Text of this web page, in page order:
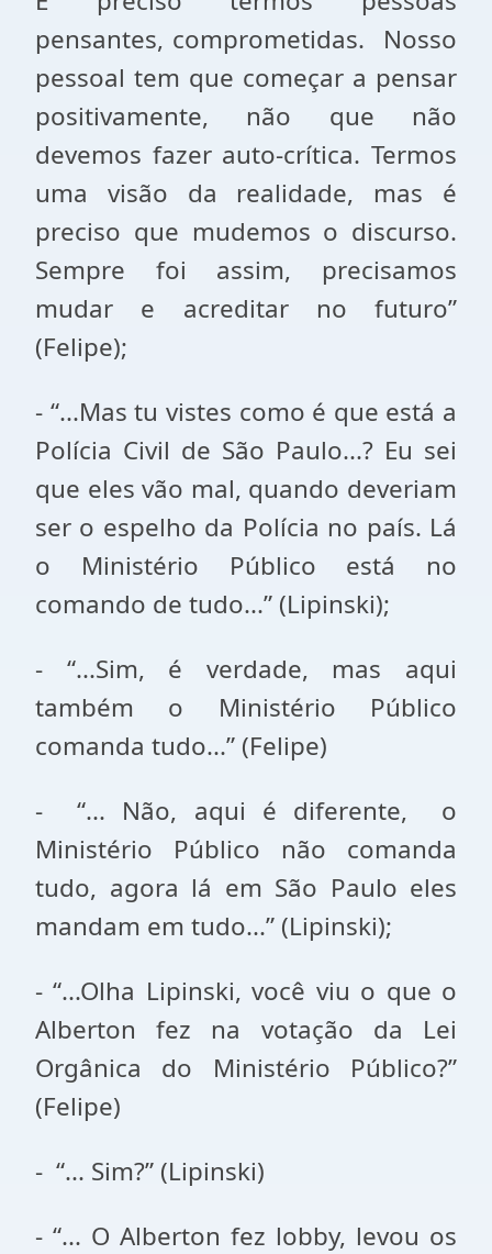
pensantes, comprometidas. Nosso
pessoal tem que começar a pensar
positivamente, não que não
devemos fazer auto-crítica. Termos
uma visão da realidade, mas é
preciso que mudemos o discurso.
Sempre foi assim, precisamos
mudar e acreditar no futuro”
(Felipe);
- “...Mas tu vistes como é que está a
Polícia Civil de São Paulo...? Eu sei
que eles vão mal, quando deveriam
ser o espelho da Polícia no país. Lá
o Ministério Público está no
comando de tudo...” (Lipinski);
- “...Sim, é verdade, mas aqui
também o Ministério Público
comanda tudo...” (Felipe)
- “... Não, aqui é diferente, o
Ministério Público não comanda
tudo, agora lá em São Paulo eles
mandam em tudo...” (Lipinski);
- “...Olha Lipinski, você viu o que o
Alberton fez na votação da Lei
Orgânica do Ministério Público?”
(Felipe)
- “... Sim?” (Lipinski)
- “... O Alberton fez lobby, levou os